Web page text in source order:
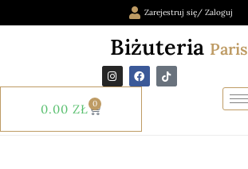
Zarejestruj się/ Zaloguj
Biżuteria Paris
0.00 ZŁ 0